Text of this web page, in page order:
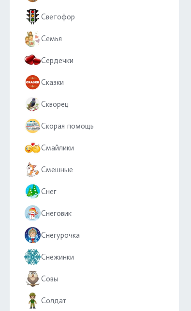
Светофор
Семья
Сердечки
Сказки
Скворец
Скорая помощь
Смайлики
Смешные
Снег
Снеговик
Снегурочка
Снежинки
Совы
Солдат